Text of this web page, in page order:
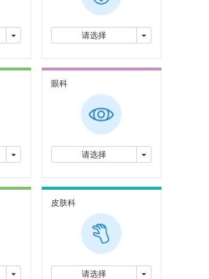
切换下拉菜单 请选择 切换下拉菜单
切换下拉菜单
眼科
请选择 切换下拉菜单
切换下拉菜单
皮肤科
请选择 切换下拉菜单